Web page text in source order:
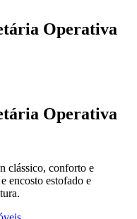
Operativa
Operativa
clássico, conforto e
encosto estofado e